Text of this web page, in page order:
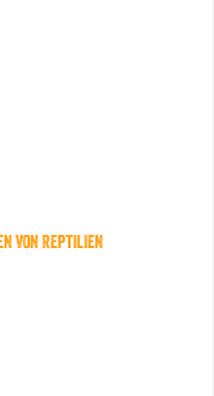
von Reptilien